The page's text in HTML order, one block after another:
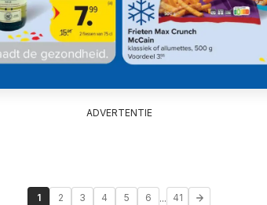
ADVERTENTIE
1 2 3 4 5 6 ... 41